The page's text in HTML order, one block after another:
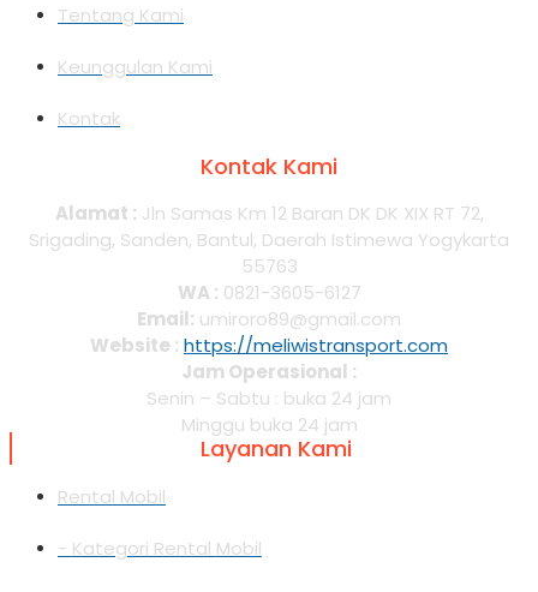
Tentang Kami
Keunggulan Kami
Kontak
Kontak Kami
Alamat : Jln Samas Km 12 Baran DK DK XIX RT 72,
Srigading, Sanden, Bantul, Daerah Istimewa Yogykarta
55763
WA : 0821-3605-6127
Email: umiroro89@gmail.com
Website : https://meliwistransport.com
Jam Operasional :
Senin – Sabtu : buka 24 jam
Minggu buka 24 jam
Layanan Kami
Rental Mobil
- Kategori Rental Mobil